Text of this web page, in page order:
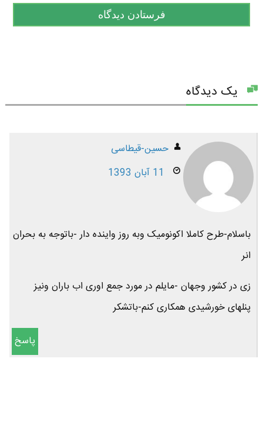
یک دیدگاه
حسین-قیطاسی
11 آبان 1393
باسلام-طرح کاملا اکونومیک وبه روز واینده دار -باتوجه به بحران
انر
زی در کشور وجهان -مایلم در مورد جمع اوری اب باران ونیز
پنلهای خورشیدی همکاری کنم-باتشکر
پاسخ